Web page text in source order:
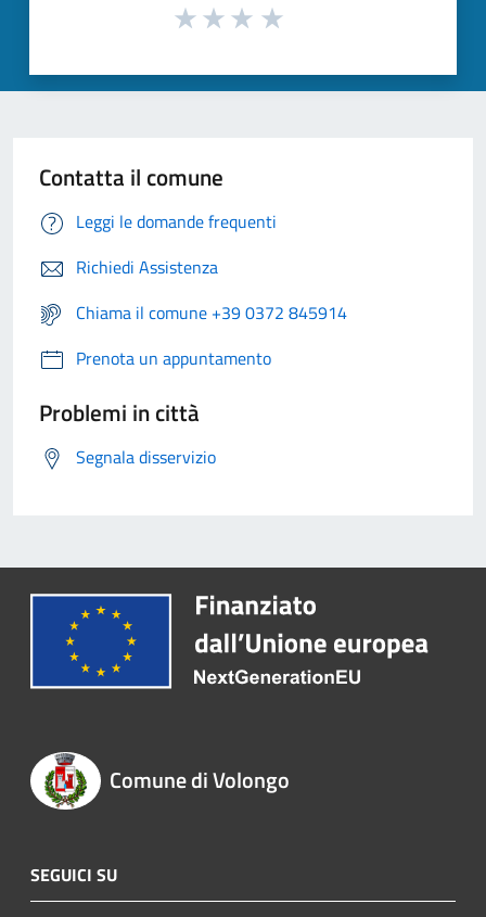
Contatta il comune
Leggi le domande frequenti
Richiedi Assistenza
Chiama il comune +39 0372 845914
Prenota un appuntamento
Problemi in città
Segnala disservizio
Comune di Volongo
SEGUICI SU